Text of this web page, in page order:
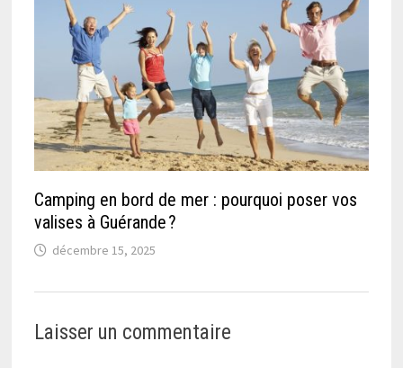
Camping en bord de mer : pourquoi poser vos
valises à Guérande ?
décembre 15, 2025
Laisser un commentaire